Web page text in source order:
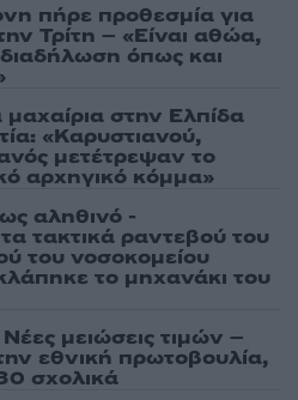
πήρε προθεσμία για
Τρίτη – «Είναι αθώα,
όπως και
στην Ελπίδα
«Καρυστιανού,
μετέτρεψαν το
αρχηγικό κόμμα»
αληθινό -
τακτικά ραντεβού του
του νοσοκομείου
το μηχανάκι του
μειώσεις τιμών –
εθνική πρωτοβουλία,
σχολικά